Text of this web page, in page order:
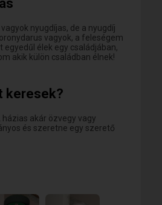
nyugdíjas, de a nyugdíj
vagyok, a feleségem
egyedűl élek egy családjában,
akik külön családban élnek!
keresek?
akár özvegy vagy
és szeretne egy szerető